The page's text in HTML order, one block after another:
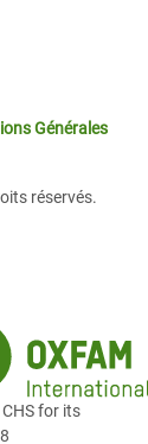
Générales
réservés.
for its